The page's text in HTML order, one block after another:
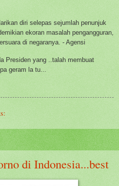
diri selepas sejumlah penunjuk
ekoran masalah pengangguran,
di negaranya. - Agensi
Presiden yang ..talah membuat
geram la tu...
di Indonesia...best